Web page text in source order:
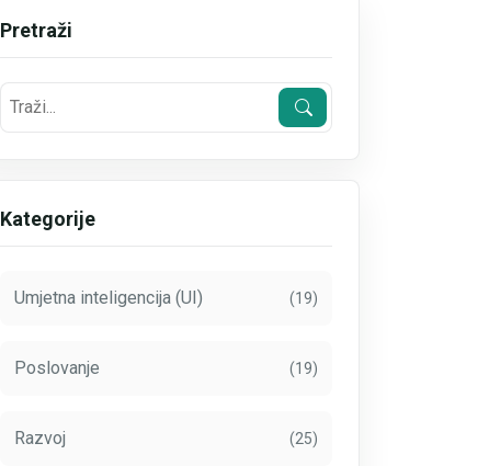
Pretraži
Kategorije
Umjetna inteligencija (UI) (19)
Poslovanje (19)
Razvoj (25)